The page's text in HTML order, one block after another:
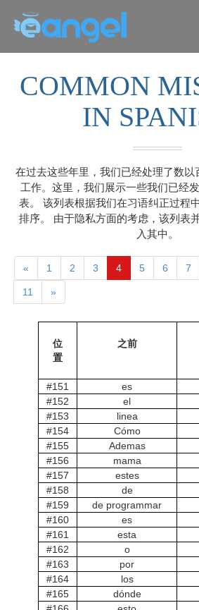
COMMON
IN
在过去这些年里，我们已经处理了数以
工作。这里，我们展示一些我们已经
表。 该列表根据我们在习语纠正过程
排序。 由于隐私方面的考虑，该列表
入其中。
« 1 2 3 4 5 6 7
11 »
位
置
之前
#151 es
#152
el
#153
linea
#154
Cómo
#155
Ademas
#156
mama
#157
estes
#158
de
#159
de programmar
#160
es
#161
esta
#162
o
#163
por
#164
los
#165
dónde